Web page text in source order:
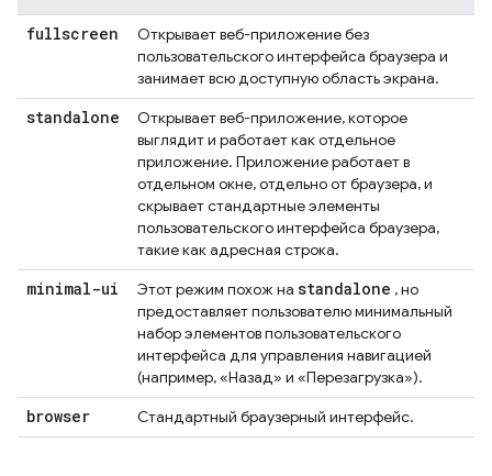
fullscreen
Открывает веб-приложение без
пользовательского интерфейса браузера и
занимает всю доступную область экрана.
standalone
Открывает веб-приложение, которое
выглядит и работает как отдельное
приложение. Приложение работает в
отдельном окне, отдельно от браузера, и
скрывает стандартные элементы
пользовательского интерфейса браузера,
такие как адресная строка.
minimal-ui Этот режим похож на standalone , но
предоставляет пользователю минимальный
набор элементов пользовательского
интерфейса для управления навигацией
(например, «Назад» и «Перезагрузка»).
browser Стандартный браузерный интерфейс.